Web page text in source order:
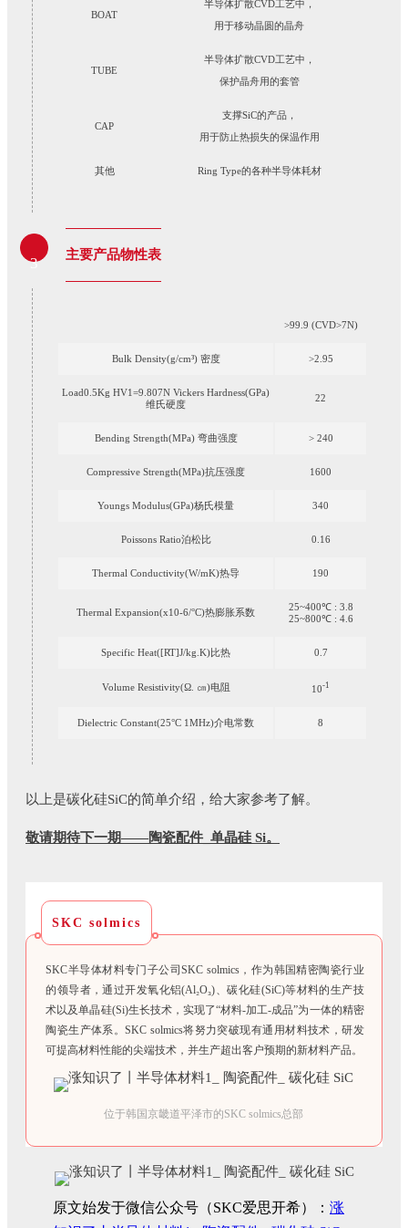
BOAT
半导体扩散CVD工艺中，
用于移动晶圆的晶舟
TUBE
半导体扩散CVD工艺中，
保护晶舟用的套管
CAP
支撑SiC的产品，
用于防止热损失的保温作用
其他 Ring Type的各种半导体耗材
3 主要产品物性表
>99.9 (CVD>7N)
Bulk Density(g/cm³) 密度 >2.95
Load0.5Kg HV1=9.807N Vickers Hardness(GPa)
维氏硬度
22
Bending Strength(MPa) 弯曲强度 > 240
Compressive Strength(MPa)抗压强度 1600
Youngs Modulus(GPa)杨氏模量 340
Poissons Ratio泊松比 0.16
Thermal Conductivity(W/mK)热导 190
Thermal Expansion(x10-6/°C)热膨胀系数
25~400℃ : 3.8
25~800℃ : 4.6
Specific Heat([RT]J/kg.K)比热 0.7
Volume Resistivity(Ω. ㎝)电阻 10-1
Dielectric Constant(25°C 1MHz)介电常数 8
以上是碳化硅SiC的简单介绍，给大家参考了解。
敬请期待下一期——陶瓷配件_单晶硅 Si。
SKC solmics
SKC半导体材料专门子公司SKC solmics，作为韩国精密陶瓷行业
的领导者，通过开发氧化铝(Al₂O₃)、碳化硅(SiC)等材料的生产技
术以及单晶硅(Si)生长技术，实现了“材料-加工-成品”为一体的精密
陶瓷生产体系。SKC solmics将努力突破现有通用材料技术，研发
可提高材料性能的尖端技术，并生产超出客户预期的新材料产品。
位于韩国京畿道平泽市的SKC solmics总部
原文始发于微信公众号（SKC爱思开希）： 涨